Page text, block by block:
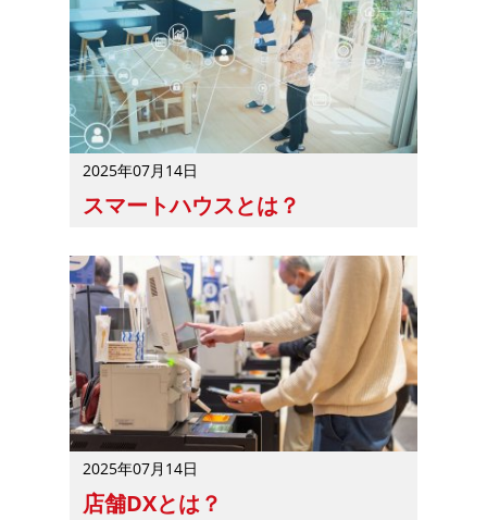
2025年07月14日
スマートハウスとは？
2025年07月14日
店舗DXとは？